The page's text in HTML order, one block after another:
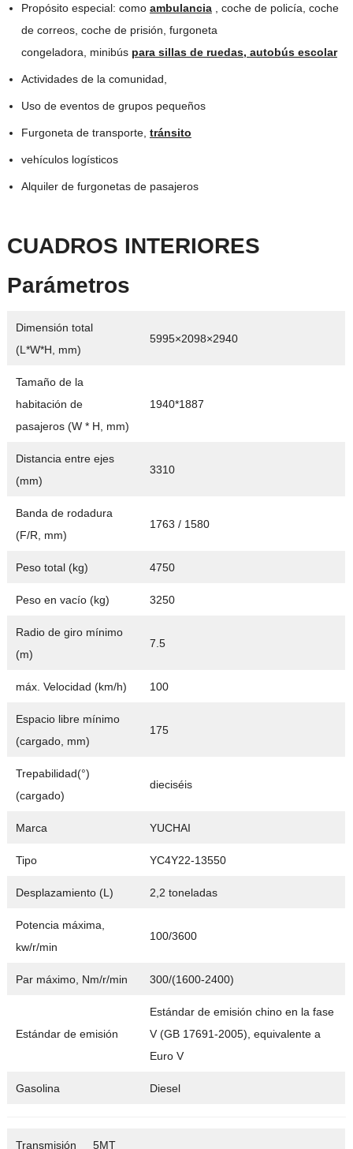
Propósito especial: como ambulancia, coche de policía, coche
de correos, coche de prisión, furgoneta
congeladora, minibús para sillas de ruedas, autobús escolar
Actividades de la comunidad,
Uso de eventos de grupos pequeños
Furgoneta de transporte, tránsito
vehículos logísticos
Alquiler de furgonetas de pasajeros
CUADROS INTERIORES
Parámetros
Dimensión total
(L*W*H, mm)
5995×2098×2940
Tamaño de la
habitación de
pasajeros (W * H, mm)
1940*1887
Distancia entre ejes
(mm)
3310
Banda de rodadura
(F/R, mm)
1763 / 1580
Peso total (kg) 4750
Peso en vacío (kg) 3250
Radio de giro mínimo
(m)
7.5
máx. Velocidad (km/h) 100
Espacio libre mínimo
(cargado, mm)
175
Trepabilidad(°)
(cargado)
dieciséis
Marca YUCHAI
Tipo YC4Y22-13550
Desplazamiento (L) 2,2 toneladas
Potencia máxima,
kw/r/min
100/3600
Par máximo, Nm/r/min 300/(1600-2400)
Estándar de emisión
Estándar de emisión chino en la fase
V (GB 17691-2005), equivalente a
Euro V
Gasolina Diesel
Transmisión 5MT